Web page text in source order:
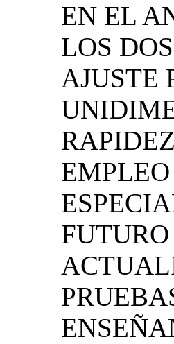
EN EL
LOS
AJUSTE